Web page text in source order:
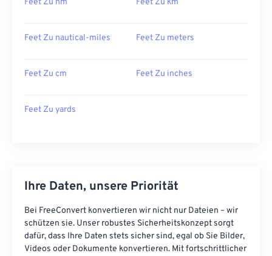
Feet Zu nm Feet Zu km
Feet Zu nautical-miles Feet Zu meters
Feet Zu cm Feet Zu inches
Feet Zu yards
Ihre Daten, unsere Priorität
Bei FreeConvert konvertieren wir nicht nur Dateien – wir
schützen sie. Unser robustes Sicherheitskonzept sorgt
dafür, dass Ihre Daten stets sicher sind, egal ob Sie Bilder,
Videos oder Dokumente konvertieren. Mit fortschrittlicher